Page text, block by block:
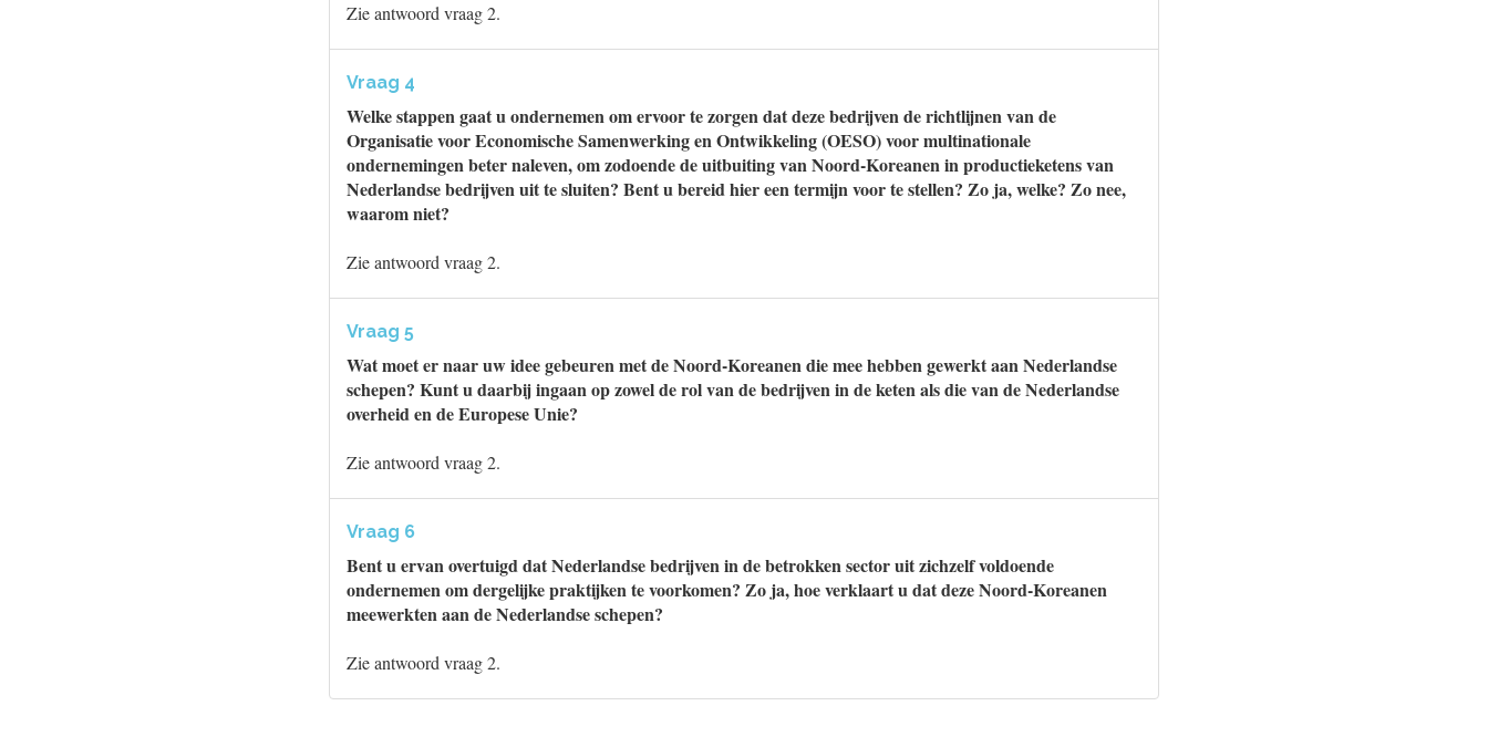
Zie antwoord vraag 2.
Vraag 4
Welke stappen gaat u ondernemen om ervoor te zorgen dat deze bedrijven de richtlijnen van de
Organisatie voor Economische Samenwerking en Ontwikkeling (OESO) voor multinationale
ondernemingen beter naleven, om zodoende de uitbuiting van Noord-Koreanen in productieketens van
Nederlandse bedrijven uit te sluiten? Bent u bereid hier een termijn voor te stellen? Zo ja, welke? Zo nee,
waarom niet?
Zie antwoord vraag 2.
Vraag 5
Wat moet er naar uw idee gebeuren met de Noord-Koreanen die mee hebben gewerkt aan Nederlandse
schepen? Kunt u daarbij ingaan op zowel de rol van de bedrijven in de keten als die van de Nederlandse
overheid en de Europese Unie?
Zie antwoord vraag 2.
Vraag 6
Bent u ervan overtuigd dat Nederlandse bedrijven in de betrokken sector uit zichzelf voldoende
ondernemen om dergelijke praktijken te voorkomen? Zo ja, hoe verklaart u dat deze Noord-Koreanen
meewerkten aan de Nederlandse schepen?
Zie antwoord vraag 2.